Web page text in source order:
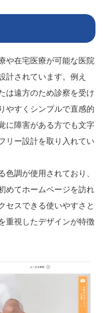
や在宅医療が可能な医院
計されています。例え
は遠方のため診察を受け
やすくシンプルで直感的
に障害がある方でも文字
リー設計を取り入れてい
色調が使用されており、
めてホームページを訪れ
セスできる使いやすさと
重視したデザインが特徴